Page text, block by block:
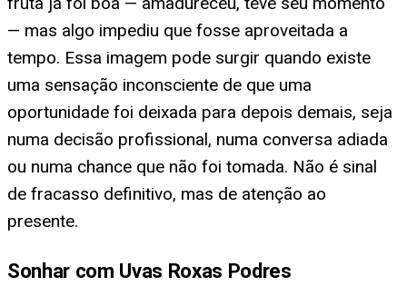
— mas algo impediu que fosse aproveitada a
tempo. Essa imagem pode surgir quando existe
uma sensação inconsciente de que uma
oportunidade foi deixada para depois demais, seja
numa decisão profissional, numa conversa adiada
ou numa chance que não foi tomada. Não é sinal
de fracasso definitivo, mas de atenção ao
presente.
Sonhar com Uvas Roxas Podres